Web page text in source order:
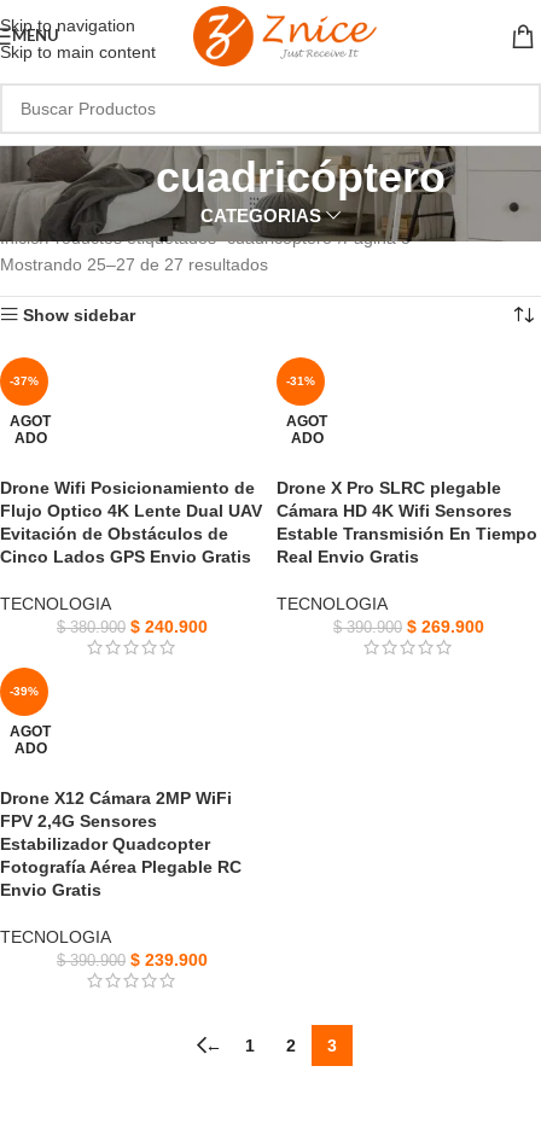
Skip to navigation
Skip to main content
MENU
cuadricóptero
CATEGORIAS
Inicio Productos etiquetados “cuadricóptero” Página 3
Mostrando 25–27 de 27 resultados
Show sidebar
-37%
AGOT
ADO
Drone Wifi Posicionamiento de
Flujo Optico 4K Lente Dual UAV
Evitación de Obstáculos de
Cinco Lados GPS Envio Gratis
TECNOLOGIA
$380.900 $ 240.900
-31%
AGOT
ADO
Drone X Pro SLRC plegable
Cámara HD 4K Wifi Sensores
Estable Transmisión En Tiempo
Real Envio Gratis
TECNOLOGIA
$390.900 $ 269.900
-39%
AGOT
ADO
Drone X12 Cámara 2MP WiFi
FPV 2,4G Sensores
Estabilizador Quadcopter
Fotografía Aérea Plegable RC
Envio Gratis
TECNOLOGIA
$390.900 $ 239.900
← 1 2 3